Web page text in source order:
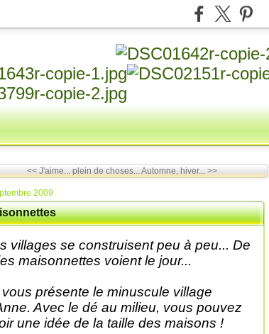
<< J'aime... plein de choses...Automne, hiver... >>
2009
villages se construisent peu à peu... De
maisonnettes voient le jour...
présente le minuscule village
Avec le dé au milieu, vous pouvez
une idée de la taille des maisons !